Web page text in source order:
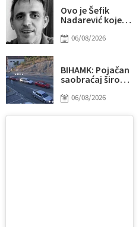
Ovo je Šefik
Nadarević kojeg
sugrađanin u
06/08/2026
BIHAMK: Pojačan
saobraćaj širom
čekanja na izlazu
06/08/2026